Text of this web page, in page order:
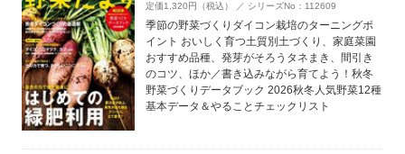
定価1,320円（税込） ／ シリーズNo：112609
季節の野菜づくりダイコン栽培のターニングポ
イント おいしく育つ土質別土づくり、家庭菜園
おすすめ品種、発芽がそろうタネまき、間引き
のコツ、ほか／書き込みながら育てよう！秋冬
野菜づくりデータブック 2026秋冬人気野菜12種
基本データ＆やることチェックリスト